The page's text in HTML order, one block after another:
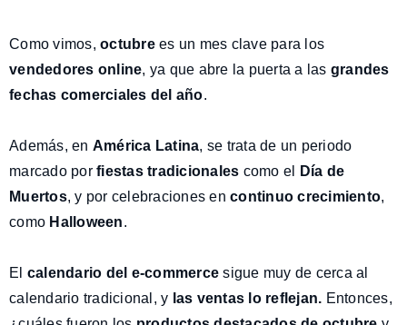
Como vimos, octubre es un mes clave para los
vendedores online, ya que abre la puerta a las grandes
fechas comerciales del año.
Además, en América Latina, se trata de un periodo
marcado por fiestas tradicionales como el
Día de
Muertos, y por celebraciones en continuo crecimiento,
como Halloween.
El calendario del e-commerce sigue muy de cerca al
calendario tradicional, y las ventas lo reflejan. Entonces,